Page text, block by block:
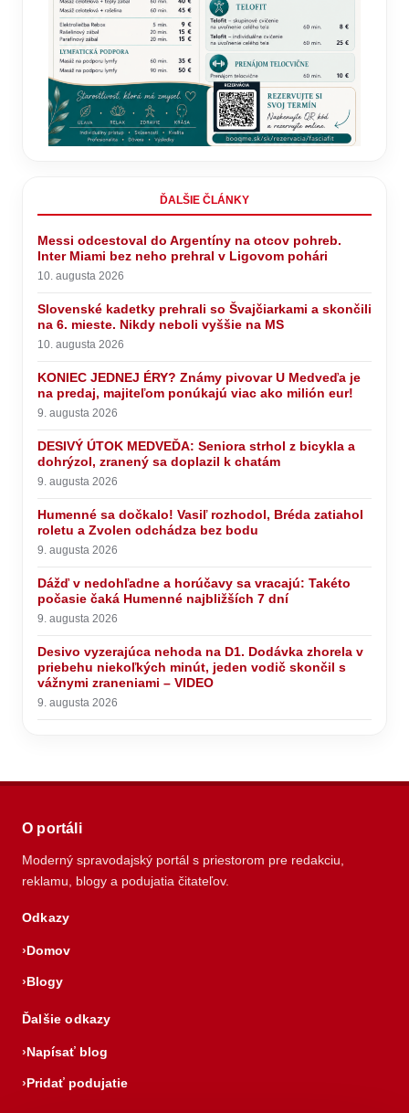
ĎALŠIE ČLÁNKY
Messi odcestoval do Argentíny na otcov pohreb.
Inter Miami bez neho prehral v Ligovom pohári
10. augusta 2026
Slovenské kadetky prehrali so Švajčiarkami a skončili
na 6. mieste. Nikdy neboli vyššie na MS
10. augusta 2026
KONIEC JEDNEJ ÉRY? Známy pivovar U Medveďa je
na predaj, majiteľom ponúkajú viac ako milión eur!
9. augusta 2026
DESIVÝ ÚTOK MEDVEĎA: Seniora strhol z bicykla a
dohrýzol, zranený sa doplazil k chatám
9. augusta 2026
Humenné sa dočkalo! Vasiľ rozhodol, Bréda zatiahol
roletu a Zvolen odchádza bez bodu
9. augusta 2026
Dážď v nedohľadne a horúčavy sa vracajú: Takéto
počasie čaká Humenné najbližších 7 dní
9. augusta 2026
Desivo vyzerajúca nehoda na D1. Dodávka zhorela v
priebehu niekoľkých minút, jeden vodič skončil s
vážnymi zraneniami – VIDEO
9. augusta 2026
O portáli
Moderný spravodajský portál s priestorom pre redakciu,
reklamu, blogy a podujatia čitateľov.
Odkazy
Domov
Blogy
Ďalšie odkazy
Napísať blog
Pridať podujatie